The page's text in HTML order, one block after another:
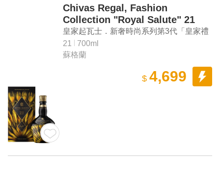
Chivas Regal, Fashion
Collection "Royal Salute" 21
Years Old Blended Scotch
Whisky (The Harris Reed
Edition, Gold)
皇家起瓦士．新奢時尚系列第3代「皇家禮
炮」21年調和蘇格蘭威士忌（Harris
Reed，燦金羽冠）
21
700ml
蘇格蘭
$ 4,699